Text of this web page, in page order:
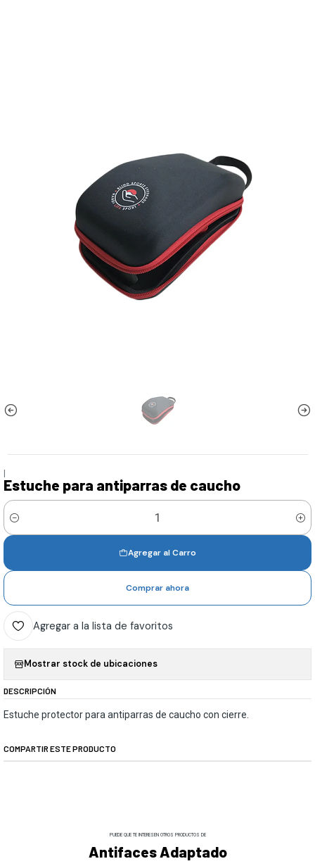
|
Estuche para antiparras de caucho
Cantidad
Agregar al Carro
Comprar ahora
Agregar a la lista de favoritos
Mostrar stock de ubicaciones
DESCRIPCIÓN
Estuche protector para antiparras de caucho con cierre.
COMPARTIR ESTE PRODUCTO
PUEDE QUE TE INTERESEN OTROS PRODUCTOS DE
Antifaces Adaptado